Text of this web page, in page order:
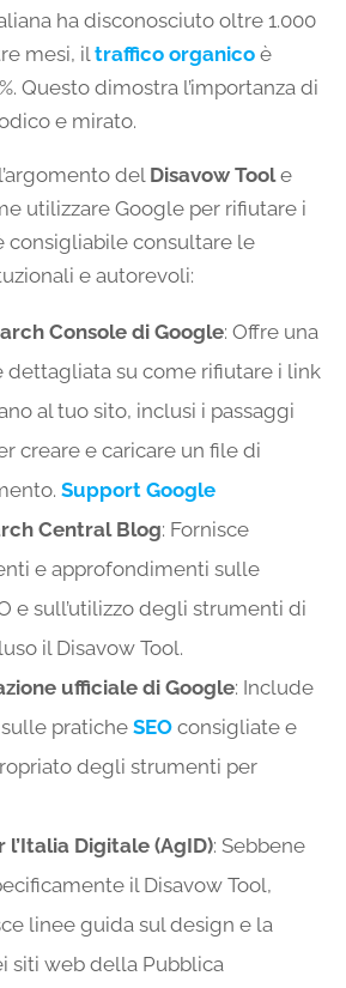
ha disconosciuto oltre 1.000
mesi, il traffico organico è
Questo dimostra l’importanza di
e mirato.
del Disavow Toole
utilizzare Google per rifiutare i
consigliabile consultare le
e autorevoli:
Console di Google: Offre una
dettagliata su come rifiutare i link
al tuo sito, inclusi i passaggi
creare e caricare un file di
Support Google
Central Blog: Fornisce
e approfondimenti sulle
e sull’utilizzo degli strumenti di
il Disavow Tool.
ufficiale di Google: Include
pratiche SEO consigliate e
degli strumenti per
l’Italia Digitale (AgID): Sebbene
il Disavow Tool,
linee guida sul design e la
siti web della Pubblica